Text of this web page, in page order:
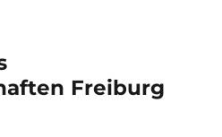
Freiburg